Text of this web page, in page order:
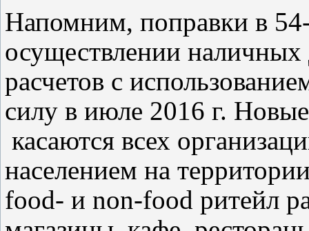
Напомним, поправки в
осуществлении
расчетов с
силу в июле 2016 г. Новые
касаются всех
населением на
food- и non-food ритейл